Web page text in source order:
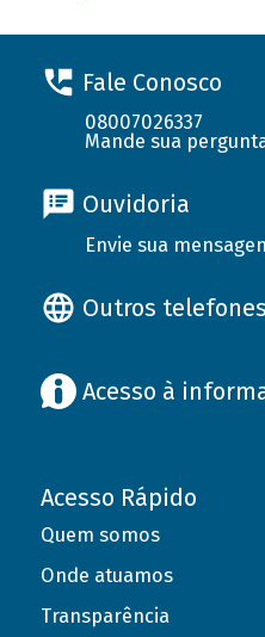
Fale Conosco
08007026337
Mande sua
Ouvidoria
Envie sua
Outros
Acesso à
Acesso Rápido
Quem somos
Onde atuamos
Transparência